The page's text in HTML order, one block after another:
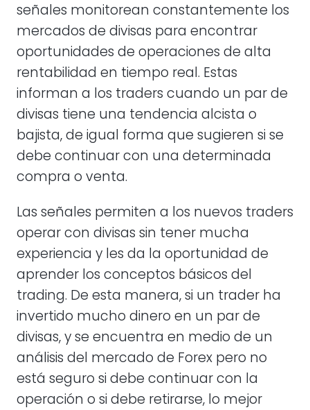
señales monitorean constantemente los
mercados de divisas para encontrar
oportunidades de operaciones de alta
rentabilidad en tiempo real. Estas
informan a los traders cuando un par de
divisas tiene una tendencia alcista o
bajista, de igual forma que sugieren si se
debe continuar con una determinada
compra o venta.
Las señales permiten a los nuevos traders
operar con divisas sin tener mucha
experiencia y les da la oportunidad de
aprender los conceptos básicos del
trading. De esta manera, si un trader ha
invertido mucho dinero en un par de
divisas, y se encuentra en medio de un
análisis del mercado de Forex pero no
está seguro si debe continuar con la
operación o si debe retirarse, lo mejor